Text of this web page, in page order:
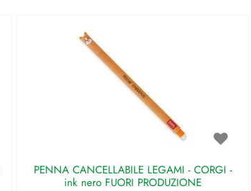
PENNA CANCELLABILE LEGAMI - CORGI -
ink nero FUORI PRODUZIONE